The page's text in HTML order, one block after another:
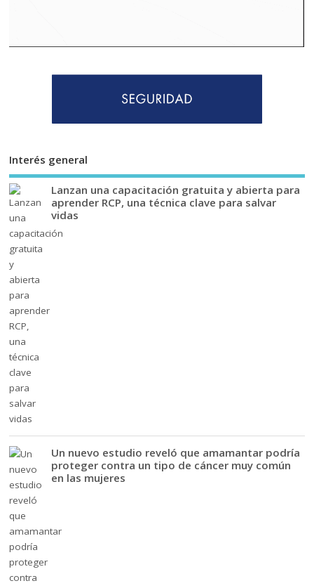
Interés general
Lanzan una capacitación gratuita y abierta para
aprender RCP, una técnica clave para salvar
vidas
Un nuevo estudio reveló que amamantar podría
proteger contra un tipo de cáncer muy común
en las mujeres